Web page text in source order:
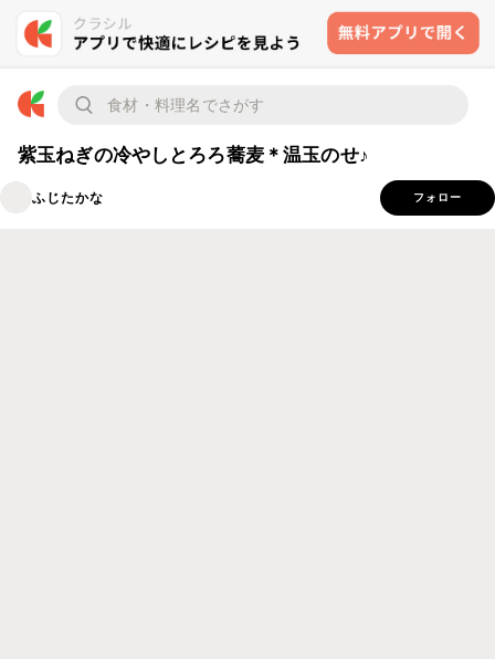
紫玉ねぎの冷やしとろろ蕎麦＊温玉のせ♪
ふじたかな フォロー